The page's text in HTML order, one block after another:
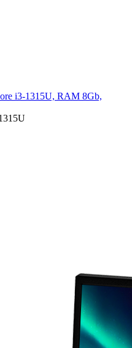
i3-1315U, RAM 8Gb,